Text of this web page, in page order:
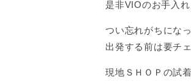
是非VIOのお手入
つい忘れがちにな
出発する前は要チ
現地ＳＨＯＰの試